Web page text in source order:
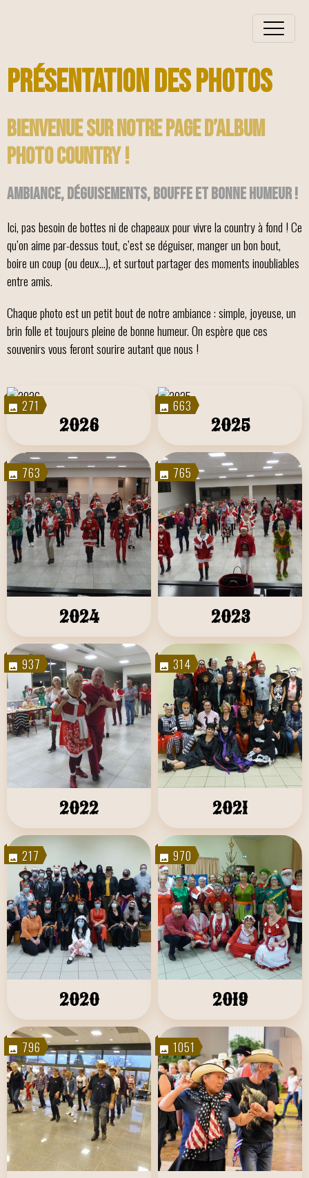
Présentation des photos
Bienvenue sur notre page d’album
photo country !
Ambiance, déguisements, bouffe et bonne humeur !
Ici, pas besoin de bottes ni de chapeaux pour vivre la country à fond ! Ce
qu’on aime par-dessus tout, c’est se déguiser, manger un bon bout,
boire un coup (ou deux…), et surtout partager des moments inoubliables
entre amis.
Chaque photo est un petit bout de notre ambiance : simple, joyeuse, un
brin folle et toujours pleine de bonne humeur. On espère que ces
souvenirs vous feront sourire autant que nous !
271
2026
663
2025
763
2024
765
2023
937
2022
314
2021
217
2020
970
2019
796 1051